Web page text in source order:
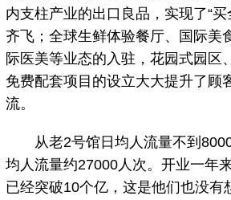
内支柱产业的出口良品，实现了“
齐飞；全球生鲜体验餐厅、国际美
际医美等业态的入驻，花园式园区
免费配套项目的设立大大提升了顾
流。
从老2号馆日均人流量不到8000
均人流量约27000人次。开业一年
已经突破10个亿，这是他们也没有